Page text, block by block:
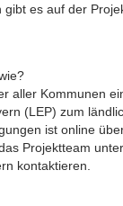
gibt es auf der
aller Kommunen
(LEP) zum
ist online
Projektteam
kontaktieren.